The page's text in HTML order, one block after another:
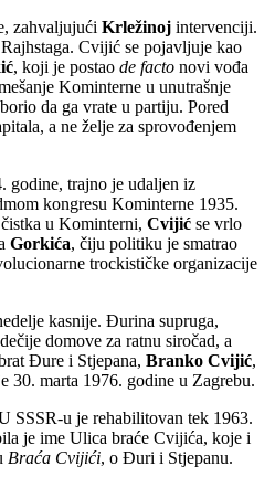
zahvaljujući Krležinoj intervenciji.
Cvijić se pojavljuje kao
, koji je postao de facto novi vođa
Kominterne u unutrašnje
da ga vrate u partiju. Pored
a ne želje za sprovođenjem
godine, trajno je udaljen iz
kongresu Kominterne 1935.
u Kominterni, Cvijić se vrlo
Gorkića, čiju politiku je smatrao
trockističke organizacije
kasnije. Đurina supruga,
domove za ratnu siročad, a
Đure i Stjepana, Branko Cvijić,
30. marta 1976. godine u Zagrebu.
SSSR-u je rehabilitovan tek 1963.
je ime Ulica braće Cvijića, koje i
Braća Cvijići, o Đuri i Stjepanu.